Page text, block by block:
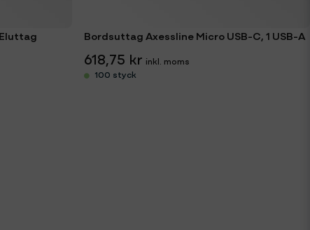
Bordsuttag Axessline Micro USB-C, 1 USB-A
618,75 kr
100 styck